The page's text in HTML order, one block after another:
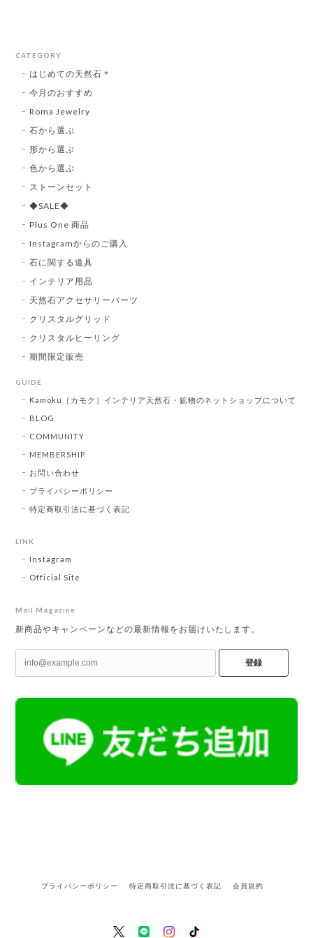
CATEGORY
はじめての天然石＊
今月のおすすめ
Roma Jewelry
石から選ぶ
形から選ぶ
色から選ぶ
ストーンセット
◆SALE◆
Plus One 商品
Instagramからのご購入
石に関する道具
インテリア用品
天然石アクセサリーパーツ
クリスタルグリッド
クリスタルヒーリング
期間限定販売
GUIDE
Kamoku［カモク］インテリア天然石・鉱物のネットショップについて
BLOG
COMMUNITY
MEMBERSHIP
お問い合わせ
プライバシーポリシー
特定商取引法に基づく表記
LINK
Instagram
Official Site
Mail Magazine
新商品やキャンペーンなどの最新情報をお届けいたします。
登録
プライバシーポリシー 特定商取引法に基づく表記 会員規約